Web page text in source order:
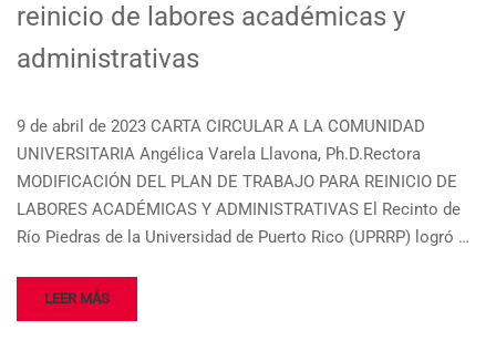
reinicio de labores académicas y
administrativas
9 de abril de 2023 CARTA CIRCULAR A LA COMUNIDAD
UNIVERSITARIA Angélica Varela Llavona, Ph.D.Rectora
MODIFICACIÓN DEL PLAN DE TRABAJO PARA REINICIO DE
LABORES ACADÉMICAS Y ADMINISTRATIVAS El Recinto de
Río Piedras de la Universidad de Puerto Rico (UPRRP) logró …
LEER MÁS